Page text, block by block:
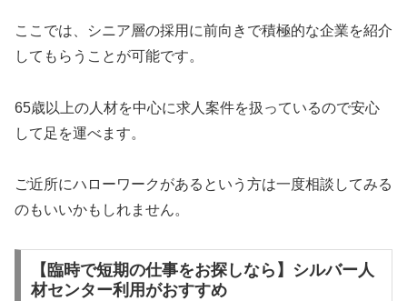
ここでは、シニア層の採用に前向きで積極的な企業を紹介
してもらうことが可能です。
65歳以上の人材を中心に求人案件を扱っているので安心
して足を運べます。
ご近所にハローワークがあるという方は一度相談してみる
のもいいかもしれません。
【臨時で短期の仕事をお探しなら】シルバー人
材センター利用がおすすめ